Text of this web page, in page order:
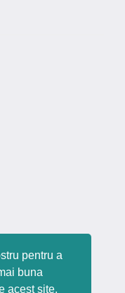
pentru a
buna
acest site,